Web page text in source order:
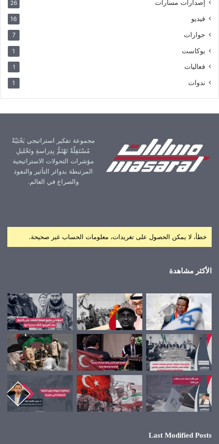
إصدارات مسارات 26
فيديو 16
حوارات 7
بوكاست 1
فعاليات 1
ندوات 1
مجموعة تفكير استراتيجي بَحْثيّةٌ
مُسْتَقِلّةٌ تَهْتَمُّ بِدِراسةِ وتَحْليلِ
مؤشرات التحولات الاستراتيجية
المرتبطة بدوائر التأثير والنفوذ
والصراع في العالم.
خطأ، لا يمكن الحصول على تغريدات، معلومات الحساب غير صحيحة.
الأكثر مشاهدة
Last Modified Posts